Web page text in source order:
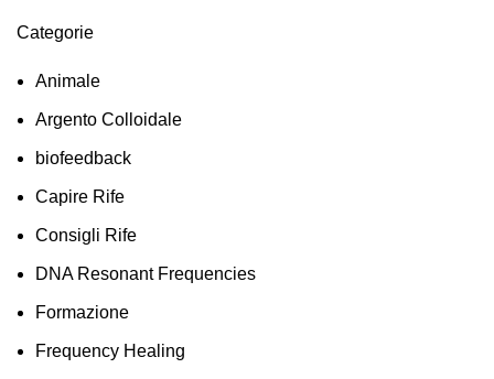
Categorie
Animale
Argento Colloidale
biofeedback
Capire Rife
Consigli Rife
DNA Resonant Frequencies
Formazione
Frequency Healing